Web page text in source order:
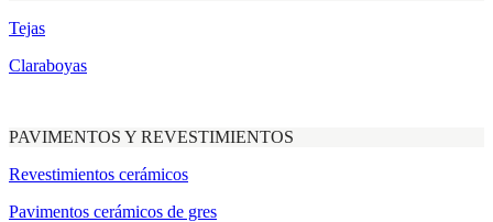
Tejas
Claraboyas
PAVIMENTOS Y REVESTIMIENTOS
Revestimientos cerámicos
Pavimentos cerámicos de gres